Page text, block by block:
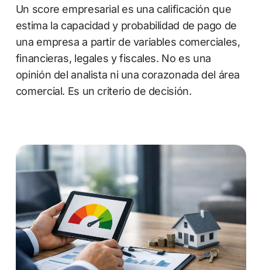
Un score empresarial es una calificación que
estima la capacidad y probabilidad de pago de
una empresa a partir de variables comerciales,
financieras, legales y fiscales. No es una
opinión del analista ni una corazonada del área
comercial. Es un criterio de decisión.